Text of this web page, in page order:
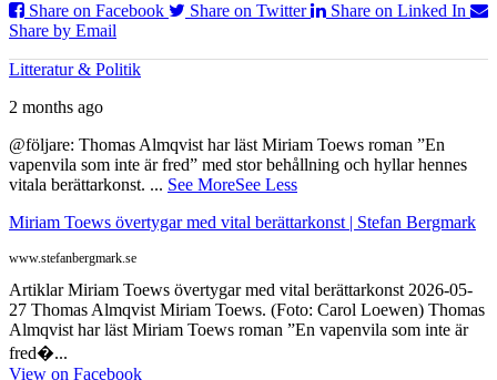
Share on Facebook
Share on Twitter
Share on Linked In
Share by Email
Litteratur & Politik
2 months ago
@följare: Thomas Almqvist har läst Miriam Toews roman ”En
vapenvila som inte är fred” med stor behållning och hyllar hennes
vitala berättarkonst. ... See MoreSee Less
Miriam Toews övertygar med vital berättarkonst | Stefan Bergmark
www.stefanbergmark.se
Artiklar Miriam Toews övertygar med vital berättarkonst 2026-05-
27 Thomas Almqvist Miriam Toews. (Foto: Carol Loewen) Thomas
Almqvist har läst Miriam Toews roman ”En vapenvila som inte är
fred�...
View on Facebook